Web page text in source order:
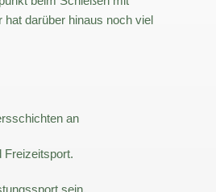
hat darüber hinaus noch viel
an
Freizeitsport.